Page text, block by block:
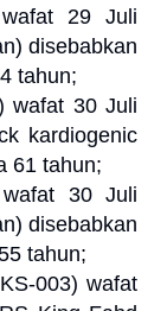
29 Juli
disebabkan
tahun;
wafat 30 Juli
kardiogenic
61 tahun;
30 Juli
disebabkan
tahun;
003) wafat